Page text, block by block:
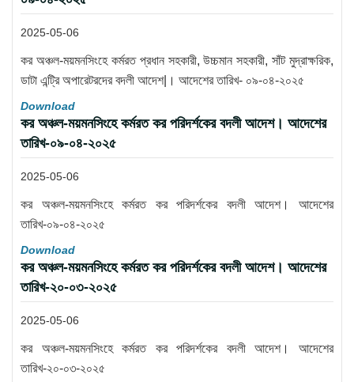
2025-05-06
কর অঞ্চল-ময়মনসিংহে কর্মরত প্রধান সহকারী, উচ্চমান সহকারী, সাঁট মুদ্রাক্ষরিক,
ডাটা এন্ট্রি অপারেটরদের বদলী আদেশ|। আদেশের তারিখ- ০৯-০৪-২০২৫
Download
কর অঞ্চল-ময়মনসিংহে কর্মরত কর পরিদর্শকের বদলী আদেশ। আদেশের
তারিখ-০৯-০৪-২০২৫
2025-05-06
কর অঞ্চল-ময়মনসিংহে কর্মরত কর পরিদর্শকের বদলী আদেশ। আদেশের
তারিখ-০৯-০৪-২০২৫
Download
কর অঞ্চল-ময়মনসিংহে কর্মরত কর পরিদর্শকের বদলী আদেশ। আদেশের
তারিখ-২০-০৩-২০২৫
2025-05-06
কর অঞ্চল-ময়মনসিংহে কর্মরত কর পরিদর্শকের বদলী আদেশ। আদেশের
তারিখ-২০-০৩-২০২৫